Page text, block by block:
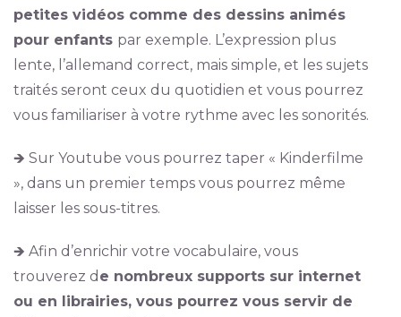
petites vidéos comme des dessins animés
pour enfants par exemple. L’expression plus
lente, l’allemand correct, mais simple, et les sujets
traités seront ceux du quotidien et vous pourrez
vous familiariser à votre rythme avec les sonorités.
🡺 Sur Youtube vous pourrez taper « Kinderfilme
», dans un premier temps vous pourrez même
laisser les sous-titres.
🡺 Afin d’enrichir votre vocabulaire, vous
trouverez d e nombreux supports sur internet
ou en librairies, vous pourrez vous servir de